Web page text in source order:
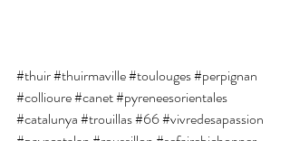
#thuir#thuirmaville#toulouges#perpignan
#collioure#canet#pyreneesorientales
#catalunya#trouillas#66#vivredesapassion